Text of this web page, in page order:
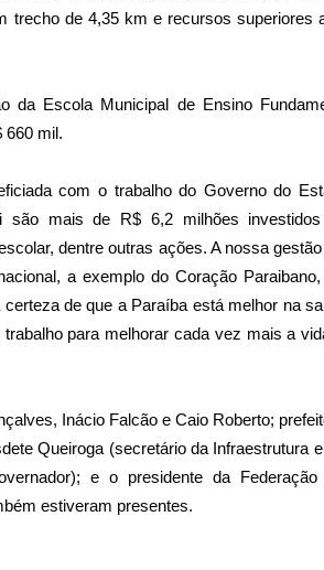
trecho de 4,35 km e recursos superiores
da Escola Municipal de Ensino
660 mil.
com o trabalho do Governo do
são mais de R$ 6,2 milhões
dentre outras ações. A nossa
a exemplo do Coração
de que a Paraíba está melhor na
para melhorar cada vez mais a
Inácio Falcão e Caio Roberto;
Queiroga (secretário da Infraestrutura
e o presidente da Federação
estiveram presentes.